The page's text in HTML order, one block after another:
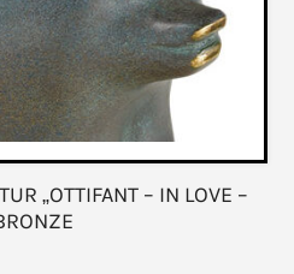
„OTTIFANT – IN LOVE –